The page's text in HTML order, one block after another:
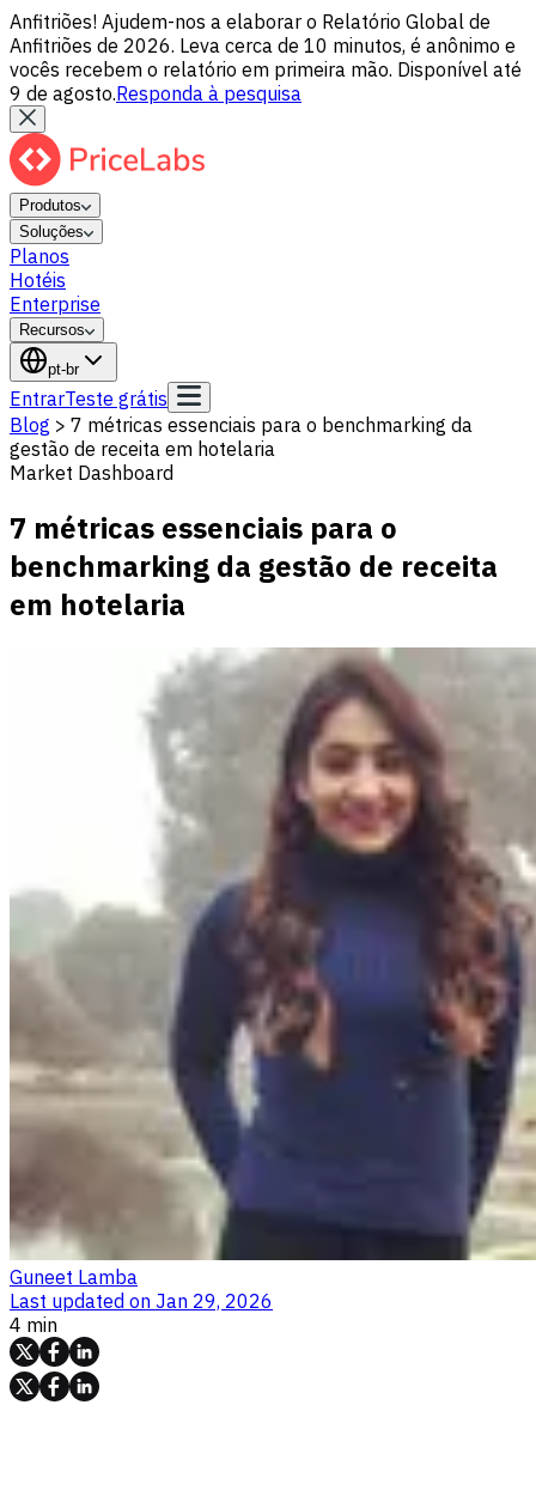
Anfitriões! Ajudem-nos a elaborar o Relatório Global de
Anfitriões de 2026. Leva cerca de 10 minutos, é anônimo e
vocês recebem o relatório em primeira mão. Disponível até
9 de agosto.Responda à pesquisa
Produtos
Soluções
Planos
Hotéis
Enterprise
Recursos
pt-br
EntrarTeste grátis
Blog > 7 métricas essenciais para o benchmarking da
gestão de receita em hotelaria
Market Dashboard
7 métricas essenciais para o
benchmarking da gestão de receita
em hotelaria
Guneet Lamba
Last updated on Jan 29, 2026
4 min